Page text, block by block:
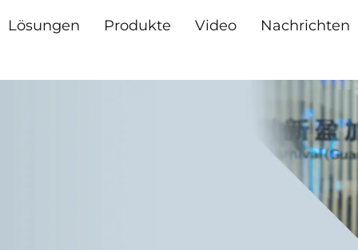
Lösungen Produkte Video Nachrichten